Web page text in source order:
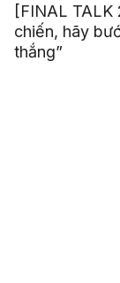
[FINAL
chiến, hãy
thắng”